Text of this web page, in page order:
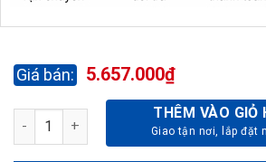
5.657.000₫
BÀN SOFA BSF508-80 số lượngTHÊM VÀO GIỎ